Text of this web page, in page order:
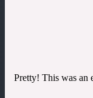
Pretty! This was an